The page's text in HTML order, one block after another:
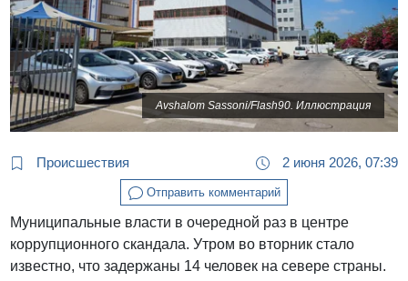
Avshalom Sassoni/Flash90. Иллюстрация
Происшествия 2 июня 2026, 07:39
Отправить комментарий
Муниципальные власти в очередной раз в центре
коррупционного скандала. Утром во вторник стало
известно, что задержаны 14 человек на севере страны.